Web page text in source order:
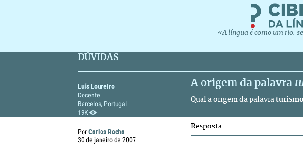
«A língua é como um rio:
DÚVIDAS
Luís Loureiro
Docente
Barcelos, Portugal
19K
A origem da palavra
Qual a origem da palavra turismo
PorCarlos Rocha
30 de janeiro de 2007
Resposta